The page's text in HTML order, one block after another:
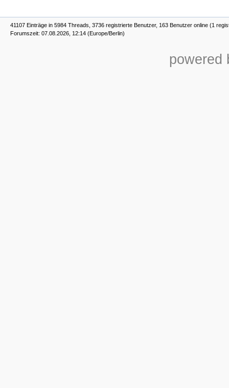
41107 Einträge in 5984 Threads, 3736 registrierte Benutzer, 163 Benutzer online (1
Forumszeit: 07.08.2026, 12:14 (Europe/Berlin)
powered